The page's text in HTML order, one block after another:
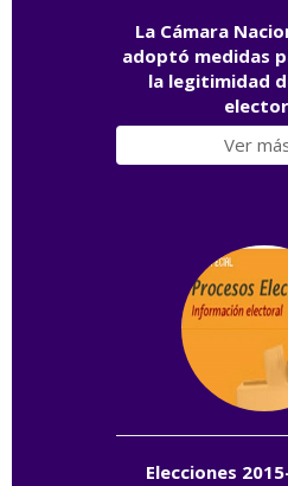
La Cámara
adoptó medidas
la legitimidad
Ver
Elecciones